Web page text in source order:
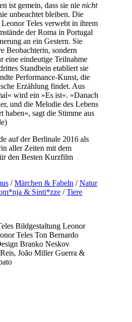
ist gemein, dass sie nie nicht
unbeachtet bleiben. Die
Teles verwebt in ihrem
der Roma in Portugal
an ein Gestern. Sie
Beobachterin, sondern
eine eindeutige Teilnahme
Standbein etabliert sie
Performance-Kunst, die
Erzählung findet. Aus
wird ein »Es ist«. »Danach
und die Melodie des Lebens
haben«, sagt die Stimme aus
auf der Berlinale 2016 als
aller Zeiten mit dem
den Besten Kurzfilm
/Märchen & Fabeln /Natur
& Sinti*zze/Tiere
Bildgestaltung Leonor
Teles Ton Bernardo
Branko Neskov
João Miller Guerra &